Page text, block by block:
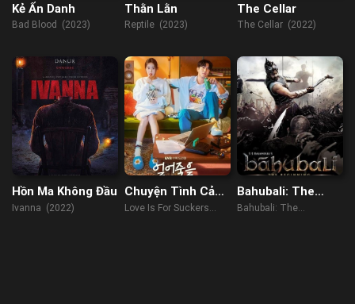
Kẻ Ẩn Danh
Bad Blood (2023)
Thằn Lằn
Reptile (2023)
The Cellar
The Cellar (2022)
Hồn Ma Không Đầu
Ivanna (2022)
Chuyện Tình Cảm
Lạnh
Love Is For Suckers
Bahubali: The
Beginning
Bahubali: The